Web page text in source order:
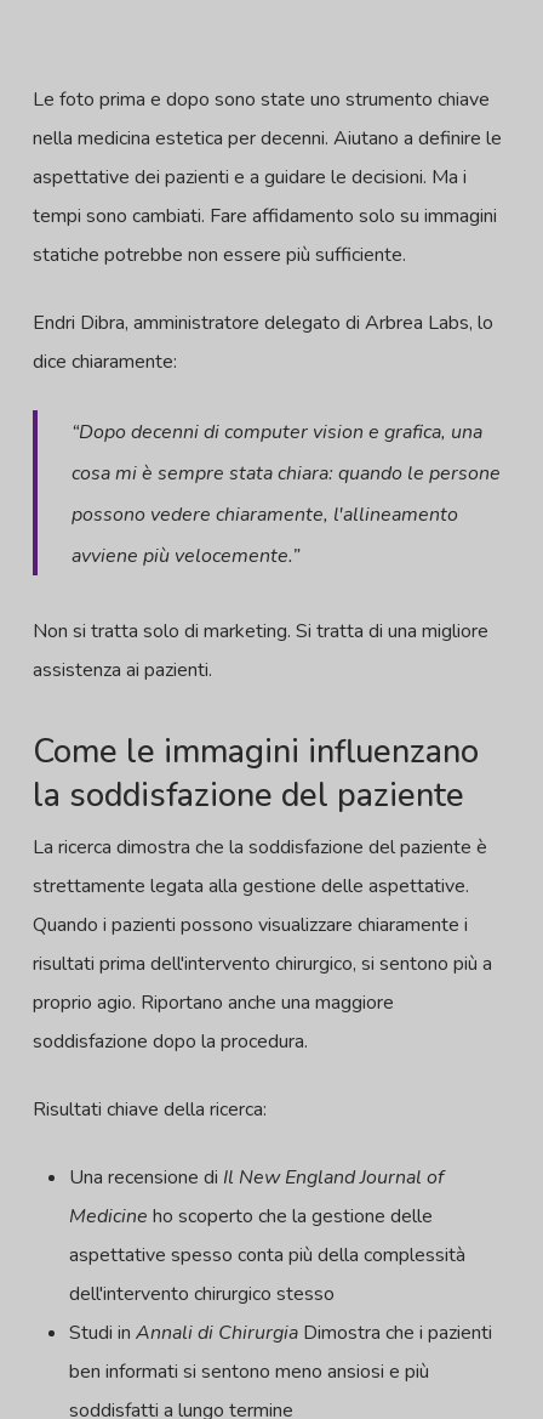
Le foto prima e dopo sono state uno strumento chiave
nella medicina estetica per decenni. Aiutano a definire le
aspettative dei pazienti e a guidare le decisioni. Ma i
tempi sono cambiati. Fare affidamento solo su immagini
statiche potrebbe non essere più sufficiente.
Endri Dibra, amministratore delegato di Arbrea Labs, lo
dice chiaramente:
“Dopo decenni di computer vision e grafica, una
cosa mi è sempre stata chiara: quando le persone
possono vedere chiaramente, l'allineamento
avviene più velocemente.”
Non si tratta solo di marketing. Si tratta di una migliore
assistenza ai pazienti.
Come le immagini influenzano
la soddisfazione del paziente
La ricerca dimostra che la soddisfazione del paziente è
strettamente legata alla gestione delle aspettative.
Quando i pazienti possono visualizzare chiaramente i
risultati prima dell'intervento chirurgico, si sentono più a
proprio agio. Riportano anche una maggiore
soddisfazione dopo la procedura.
Risultati chiave della ricerca:
Una recensione di Il New England Journal of
Medicine ho scoperto che la gestione delle
aspettative spesso conta più della complessità
dell'intervento chirurgico stesso
Studi in Annali di ChirurgiaDimostra che i pazienti
ben informati si sentono meno ansiosi e più
soddisfatti a lungo termine